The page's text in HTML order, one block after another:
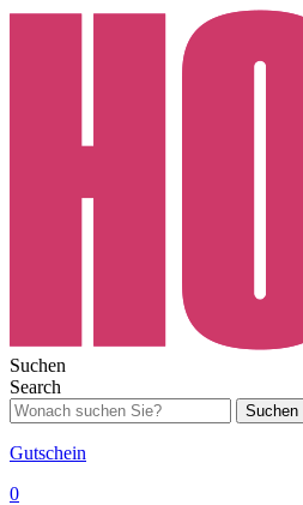
Suchen
Search
Suchen
Gutschein
0